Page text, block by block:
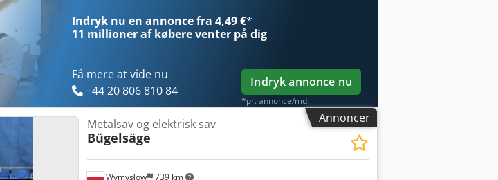
Indryk nu en annonce fra 4,49 €*
11 millioner af købereventer på dig
Få mere at vide nu
+44 20 806 810 84
Indryk annonce nu
*pr. annonce/md.
Annoncer
Wymysłów 739 km
Metalsav og elektrisk sav
Bügelsäge